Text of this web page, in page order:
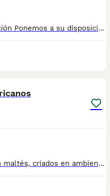
CAMADA DE BICHÓN MALTÉS Descripción Ponemos a su disposición últimos cachorros de bichón maltés linia koreana 100%100 , los cachorros sé entregan de forma inmediata o bajo reserva Todos nuestros cachorros se entregan con 3 vacunas y 3 desparasitaciones, también se entregan con garantía por escrito,contrato de compraventa y revisión del veterinario antes de salir Tenemos a su disposición nuestras instalaciones para poder ver a los cachorros y a sus papas correspondientes También se hacen entregas a domicilio en cualquier punto del pais Para cualquier consulta por teléfono o WhatsApp al 667513607
Preciosa camada de cachorritos bichón maltés, criados en ambiente familiar, tenemos tanto machos como hembras, nos encontramos en Albacete. Se entregan vacunados, desparasitados, garantía contra enfermedades, microchip y pasaporte. Macho:750€ Hembra:950€ ¡No dudes en agendar una cita para venir a conocernos!